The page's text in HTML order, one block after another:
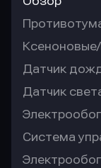
Датчик
Датчик
Система